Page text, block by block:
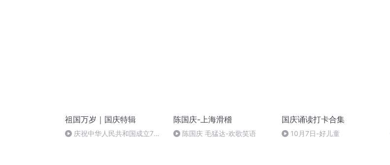
祖国万岁｜国庆特辑
庆祝中华人民共和国成立73
陈国庆-上海滑稽
陈国庆 毛猛达-欢歌笑语
国庆诵读打卡合集
10月7日-好儿童